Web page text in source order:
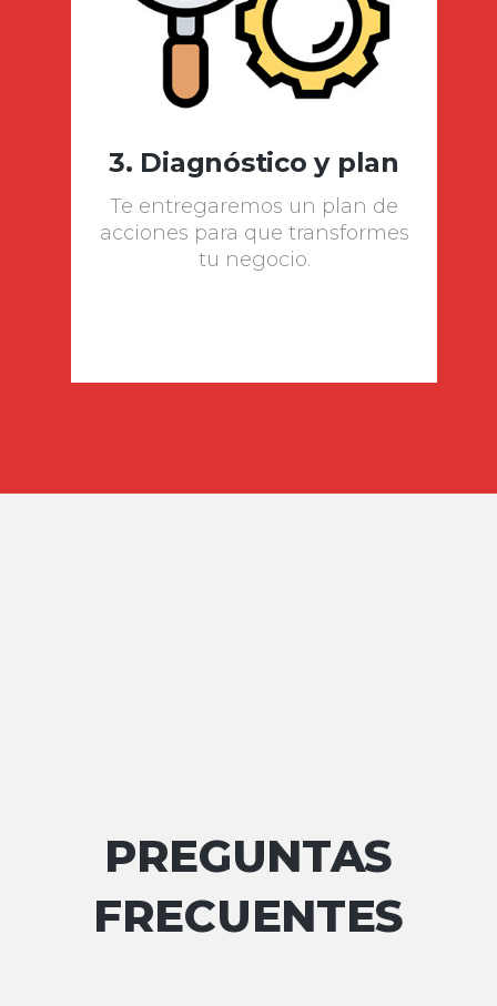
3. Diagnóstico y plan
Te entregaremos un plan de
acciones para que transformes
tu negocio.
PREGUNTAS
FRECUENTES